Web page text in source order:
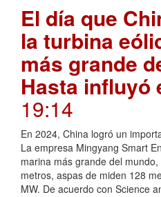
El día que
la turbina
más grande
Hasta influyó
19:14
En 2024, China logró un
La empresa Mingyang Smart
marina más grande del
metros, aspas de miden 128
MW. De acuerdo con Science